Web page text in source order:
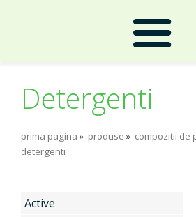
Prima Pagina
Detergenti
prima pagina » produse » compozitii de
detergenti
Active